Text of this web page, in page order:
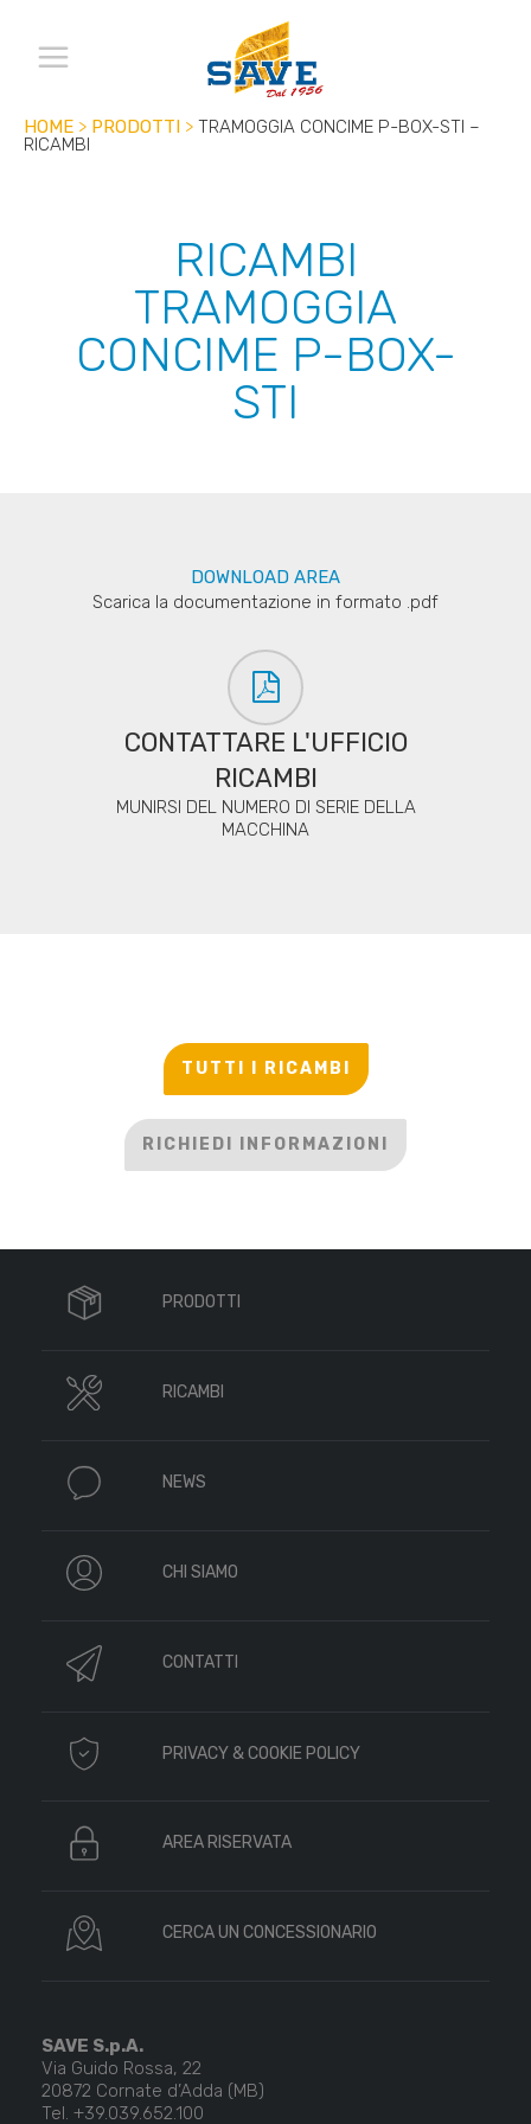
HOME > PRODOTTI > TRAMOGGIA CONCIME P-BOX-STI –
RICAMBI
RICAMBI
TRAMOGGIA
CONCIME P-BOX-
STI
DOWNLOAD AREA
Scarica la documentazione in formato .pdf
CONTATTARE L'UFFICIO
RICAMBI
MUNIRSI DEL NUMERO DI SERIE DELLA
MACCHINA
TUTTI I RICAMBI
RICHIEDI INFORMAZIONI
PRODOTTI
RICAMBI
NEWS
CHI SIAMO
CONTATTI
PRIVACY & COOKIE POLICY
AREA RISERVATA
CERCA UN CONCESSIONARIO
SAVE S.p.A.
Via Guido Rossa, 22
20872 Cornate d’Adda (MB)
Tel. +39.039.652.100